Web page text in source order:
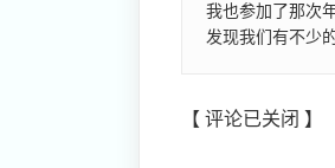
我也参加了那次
发现我们有不少
【 评论已关闭 】